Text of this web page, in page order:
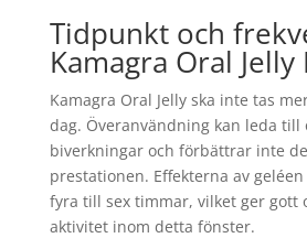
Tidpunkt och
Kamagra Oral Jelly
Kamagra Oral Jelly ska inte tas
dag. Överanvändning kan leda till
biverkningar och förbättrar inte
prestationen. Effekterna av
fyra till sex timmar, vilket ger gott
aktivitet inom detta fönster.